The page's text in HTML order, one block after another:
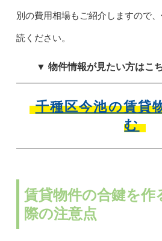
別の費用相場もご紹介しますので
読ください。
▼ 物件情報が見たい方はこ
千種区今池の賃貸
む
賃貸物件の合鍵を作
際の注意点